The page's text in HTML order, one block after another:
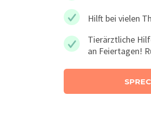
Hilft bei vielen
Tierärztliche
an Feiertagen!